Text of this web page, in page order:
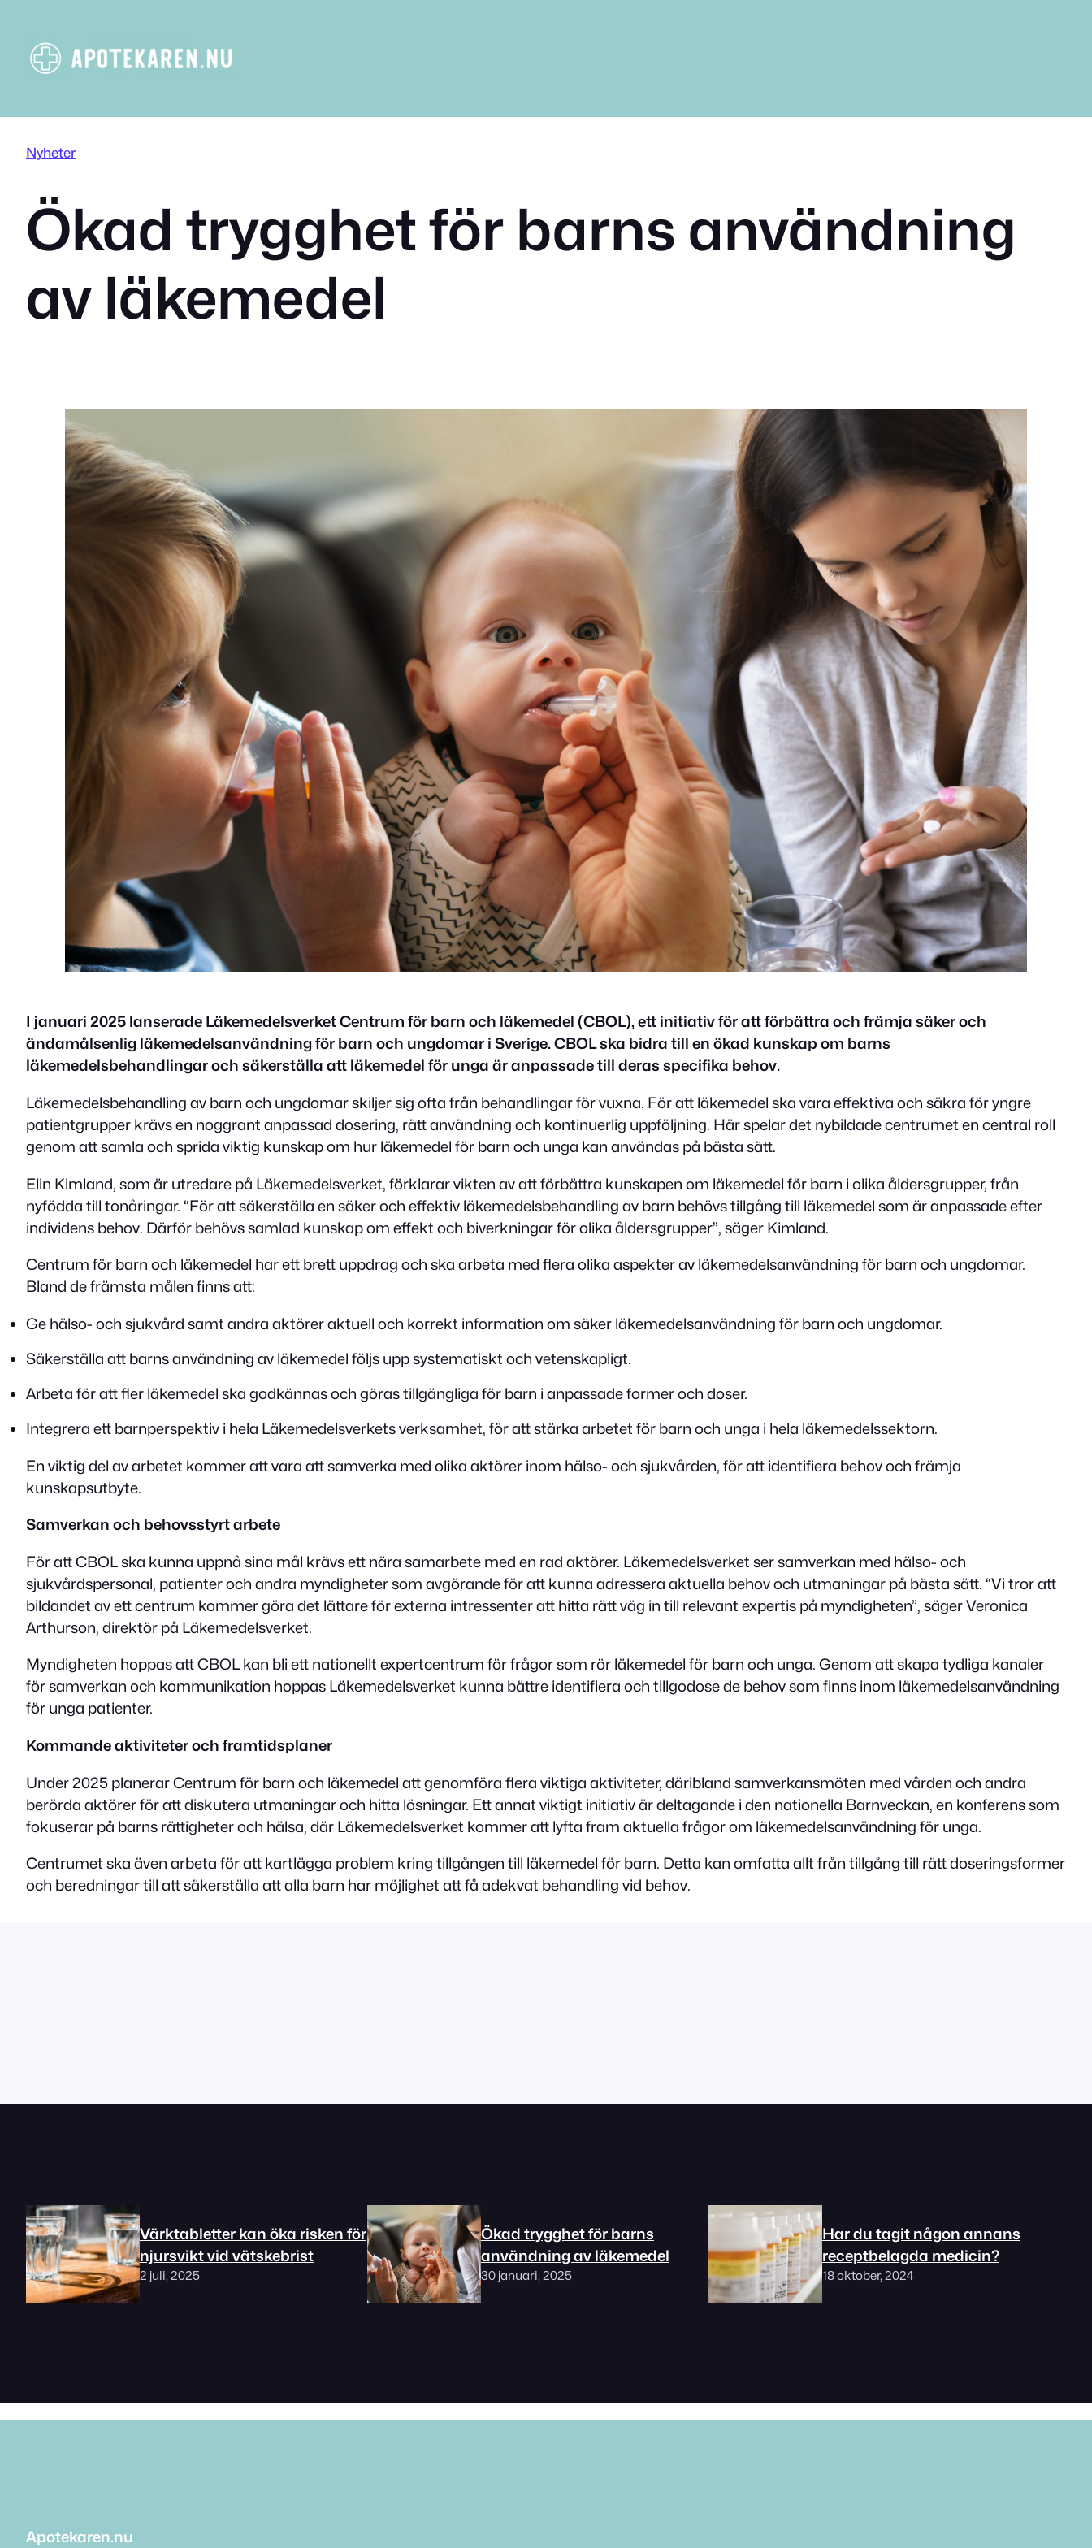
innehåll
Nyheter
Ökad trygghet för barns användning
av läkemedel
I januari 2025 lanserade Läkemedelsverket Centrum för barn och läkemedel (CBOL), ett initiativ för att förbättra och främja säker och
ändamålsenlig läkemedelsanvändning för barn och ungdomar i Sverige. CBOL ska bidra till en ökad kunskap om barns
läkemedelsbehandlingar och säkerställa att läkemedel för unga är anpassade till deras specifika behov.
Läkemedelsbehandling av barn och ungdomar skiljer sig ofta från behandlingar för vuxna. För att läkemedel ska vara effektiva och säkra för yngre
patientgrupper krävs en noggrant anpassad dosering, rätt användning och kontinuerlig uppföljning. Här spelar det nybildade centrumet en central roll
genom att samla och sprida viktig kunskap om hur läkemedel för barn och unga kan användas på bästa sätt.
Elin Kimland, som är utredare på Läkemedelsverket, förklarar vikten av att förbättra kunskapen om läkemedel för barn i olika åldersgrupper, från
nyfödda till tonåringar. “För att säkerställa en säker och effektiv läkemedelsbehandling av barn behövs tillgång till läkemedel som är anpassade efter
individens behov. Därför behövs samlad kunskap om effekt och biverkningar för olika åldersgrupper”, säger Kimland.
Centrum för barn och läkemedel har ett brett uppdrag och ska arbeta med flera olika aspekter av läkemedelsanvändning för barn och ungdomar.
Bland de främsta målen finns att:
Ge hälso- och sjukvård samt andra aktörer aktuell och korrekt information om säker läkemedelsanvändning för barn och ungdomar.
Säkerställa att barns användning av läkemedel följs upp systematiskt och vetenskapligt.
Arbeta för att fler läkemedel ska godkännas och göras tillgängliga för barn i anpassade former och doser.
Integrera ett barnperspektiv i hela Läkemedelsverkets verksamhet, för att stärka arbetet för barn och unga i hela läkemedelssektorn.
En viktig del av arbetet kommer att vara att samverka med olika aktörer inom hälso- och sjukvården, för att identifiera behov och främja
kunskapsutbyte.
Samverkan och behovsstyrt arbete
För att CBOL ska kunna uppnå sina mål krävs ett nära samarbete med en rad aktörer. Läkemedelsverket ser samverkan med hälso- och
sjukvårdspersonal, patienter och andra myndigheter som avgörande för att kunna adressera aktuella behov och utmaningar på bästa sätt. “Vi tror att
bildandet av ett centrum kommer göra det lättare för externa intressenter att hitta rätt väg in till relevant expertis på myndigheten”, säger Veronica
Arthurson, direktör på Läkemedelsverket.
Myndigheten hoppas att CBOL kan bli ett nationellt expertcentrum för frågor som rör läkemedel för barn och unga. Genom att skapa tydliga kanaler
för samverkan och kommunikation hoppas Läkemedelsverket kunna bättre identifiera och tillgodose de behov som finns inom läkemedelsanvändning
för unga patienter.
Kommande aktiviteter och framtidsplaner
Under 2025 planerar Centrum för barn och läkemedel att genomföra flera viktiga aktiviteter, däribland samverkansmöten med vården och andra
berörda aktörer för att diskutera utmaningar och hitta lösningar. Ett annat viktigt initiativ är deltagande i den nationella Barnveckan, en konferens som
fokuserar på barns rättigheter och hälsa, där Läkemedelsverket kommer att lyfta fram aktuella frågor om läkemedelsanvändning för unga.
Centrumet ska även arbeta för att kartlägga problem kring tillgången till läkemedel för barn. Detta kan omfatta allt från tillgång till rätt doseringsformer
och beredningar till att säkerställa att alla barn har möjlighet att få adekvat behandling vid behov.
Värktabletter kan öka risken för
njursvikt vid vätskebrist
2 juli, 2025
Ökad trygghet för barns
användning av läkemedel
30 januari, 2025
Har du tagit någon annans
receptbelagda medicin?
18 oktober, 2024
Apotekaren.nu